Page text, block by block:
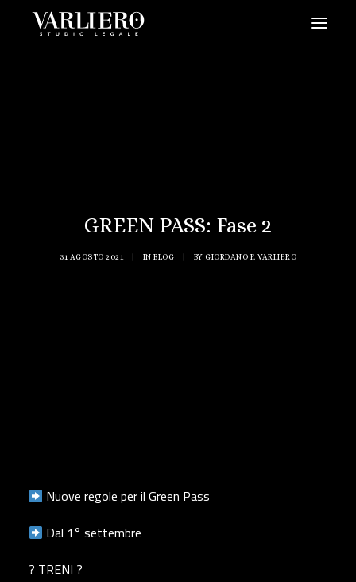
GREEN PASS: Fase 2
31 AGOSTO 2021 IN BLOG BY GIORDANO F. VARLIERO
Nuove regole per il Green Pass
Dal 1° settembre
? TRENI ?